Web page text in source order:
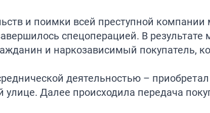
и поимки всей преступной
спецоперацией. В результате
и наркозависимый покупатель,
деятельностью –
Далее происходила передача